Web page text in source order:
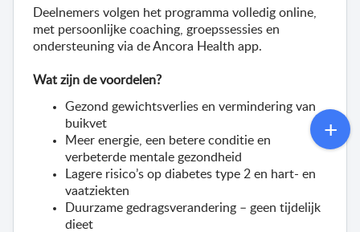
Deelnemers volgen het programma volledig online,
met persoonlijke coaching, groepssessies en
ondersteuning via de Ancora Health app.
Wat zijn de voordelen?
buikvet
Meer energie, een betere conditie en
verbeterde mentale gezondheid
Lagere risico’s op diabetes type 2 en hart- en
vaatziekten
Duurzame gedragsverandering – geen tijdelijk
dieet